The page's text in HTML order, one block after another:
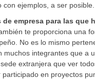
con ejemplos, a ser posible.
empresa para las que
te proporciona una
No es lo mismo
muchos integrantes que a
extranjera que ver
participado en proyectos